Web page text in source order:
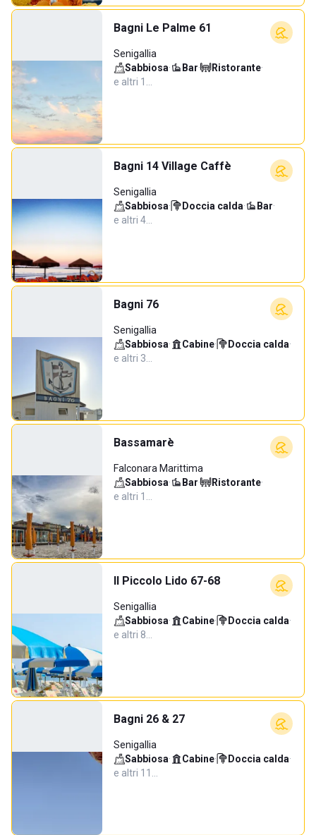
Bagni Le Palme 61
Senigallia
Sabbiosa· Bar· Ristorante·
e altri 1…
Bagni 14 Village Caffè
Senigallia
Sabbiosa· Doccia calda· Bar·
e altri 4…
Bagni 76
Senigallia
Sabbiosa· Cabine· Doccia calda·
e altri 3…
Bassamarè
Falconara Marittima
Sabbiosa· Bar· Ristorante·
e altri 1…
Il Piccolo Lido 67-68
Senigallia
Sabbiosa· Cabine· Doccia calda·
e altri 8…
Bagni 26 & 27
Senigallia
Sabbiosa· Cabine· Doccia calda·
e altri 11…